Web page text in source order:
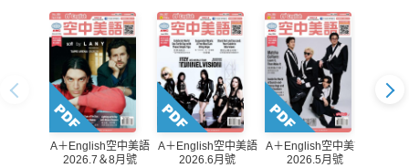
A＋English空中美語
2026.7＆8月號
A＋English空中美語
2026.6月號
A＋English空中美語
2026.5月號